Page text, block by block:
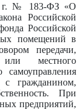
г. № 183-ФЗ «О
Российской
Российской
помещений в
передачи,
местного
с гражданином,
При
предприятий,